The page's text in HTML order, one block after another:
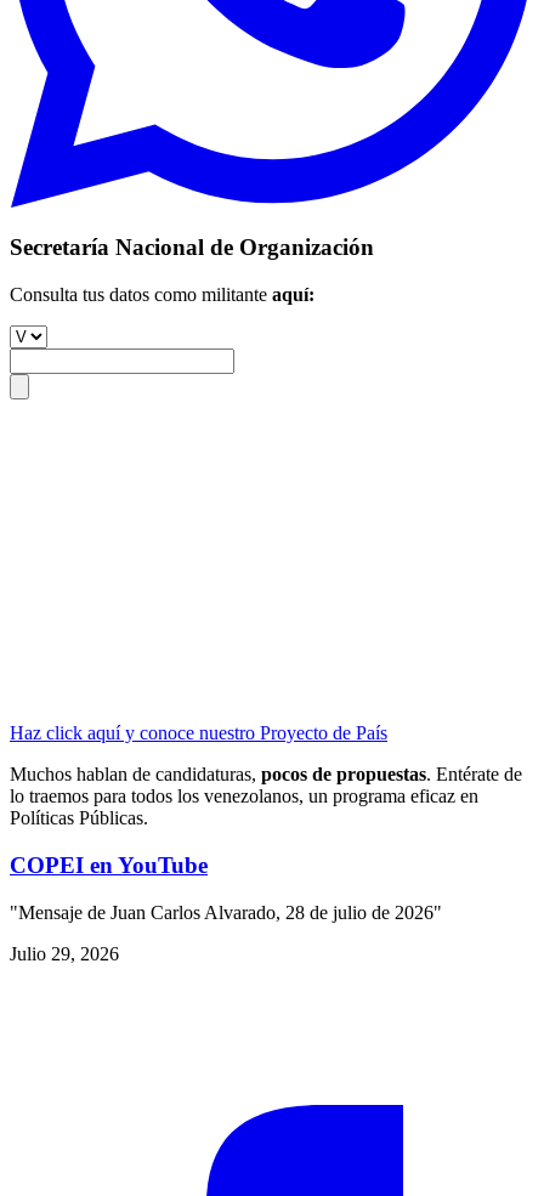
Secretaría Nacional de Organización
Consulta tus datos como militante aquí:
Haz click aquí y conoce nuestro Proyecto de País
Muchos hablan de candidaturas, pocos de propuestas. Entérate de
lo traemos para todos los venezolanos, un programa eficaz en
Políticas Públicas.
COPEI en YouTube
"Mensaje de Juan Carlos Alvarado, 28 de julio de 2026"
Julio 29, 2026